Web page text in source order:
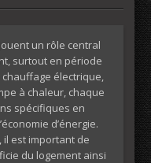
un rôle central
surtout en période
chauffage électrique,
à chaleur, chaque
spécifiques en
d’énergie.
est important de
du logement ainsi